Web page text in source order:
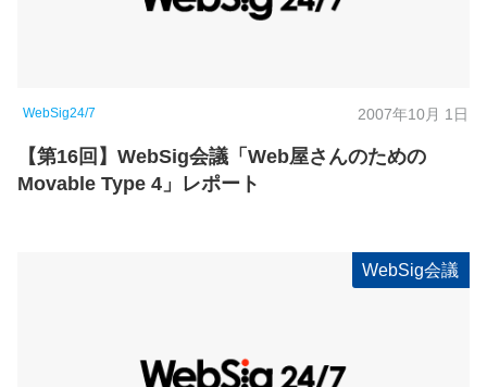
WebSig24/7 2007年10月 1日
【第16回】WebSig会議「Web屋さんのための
Movable Type 4」レポート
WebSig会議